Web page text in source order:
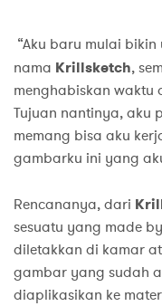
“Aku baru mulai
nama Krillsketch,
menghabiskan waktu
Tujuan nantinya, aku
memang bisa aku
gambarku ini yang
Rencananya, dari
sesuatu yang made
diletakkan di kamar
gambar yang sudah
diaplikasikan ke